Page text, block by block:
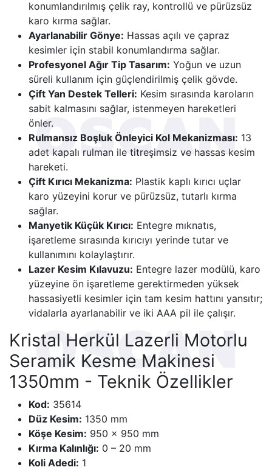
konumlandırılmış çelik ray, kontrollü ve pürüzsüz
karo kırma sağlar.
Ayarlanabilir Gönye: Hassas açılı ve çapraz
kesimler için stabil konumlandırma sağlar.
Profesyonel Ağır Tip Tasarım: Yoğun ve uzun
süreli kullanım için güçlendirilmiş çelik gövde.
Çift Yan Destek Telleri: Kesim sırasında karoların
sabit kalmasını sağlar, istenmeyen hareketleri
önler.
Rulmansız Boşluk Önleyici Kol Mekanizması: 13
adet kapalı rulman ile titreşimsiz ve hassas kesim
hareketi.
Çift Kırıcı Mekanizma: Plastik kaplı kırıcı uçlar
karo yüzeyini korur ve pürüzsüz, tutarlı kırma
sağlar.
Manyetik Küçük Kırıcı: Entegre mıknatıs,
işaretleme sırasında kırıcıyı yerinde tutar ve
kullanımını kolaylaştırır.
Lazer Kesim Kılavuzu: Entegre lazer modülü, karo
yüzeyine ön işaretleme gerektirmeden yüksek
hassasiyetli kesimler için tam kesim hattını yansıtır;
vidalarla ayarlanabilir ve iki AAA pil ile çalışır.
Kristal Herkül Lazerli Motorlu
Seramik Kesme Makinesi
1350mm - Teknik Özellikler
Kod: 35614
Düz Kesim: 1350 mm
Köşe Kesim: 950 × 950 mm
Kırma Kalınlığı: 0 – 20 mm
Koli Adedi: 1